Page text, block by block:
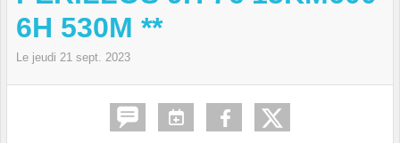
6H 530M **
Le jeudi 21 sept. 2023